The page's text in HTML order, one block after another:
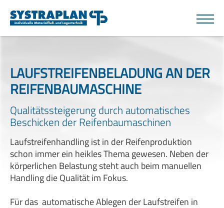
LAUFSTREIFENBELADUNG AN DER
REIFENBAUMASCHINE
Qualitätssteigerung durch automatisches
Beschicken der Reifenbaumaschinen
Laufstreifenhandling ist in der Reifenproduktion
schon immer ein heikles Thema gewesen. Neben der
körperlichen Belastung steht auch beim manuellen
Handling die Qualität im Fokus.
Für das automatische Ablegen der Laufstreifen in